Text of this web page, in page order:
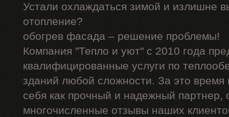
Устали охлаждаться зимой и излишне
отопление?
обогрев фасада – решение проблемы!
Компания "Тепло и уют" с 2010 года
квалифицированные услуги по
зданий любой сложности. За это
себя как прочный и надежный партнер,
многочисленные отзывы наших